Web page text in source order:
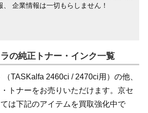
、 企業情報は一切もらしません！
の純正トナー・インク一覧
TASKalfa 2460ci / 2470ci用）の他、
トナーをお売りいただけます。京セ
は下記のアイテムを買取強化中で